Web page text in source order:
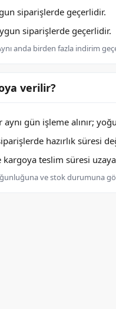
siparişlerde geçerlidir.
siparişlerde geçerlidir.
anda birden fazla indirim
verilir?
gün işleme alınır;
hazırlık süresi
teslim süresi
ve stok durumuna